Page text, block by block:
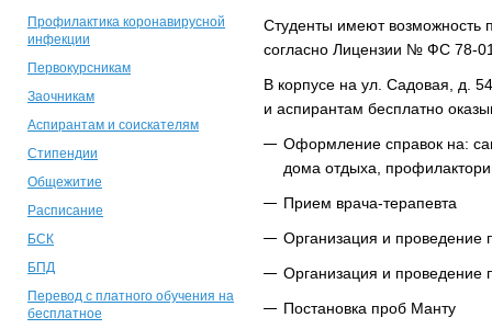
Профилактика коронавирусной
инфекции
Первокурсникам
Заочникам
Аспирантам и соискателям
Стипендии
Общежитие
Расписание
БСК
БПД
Перевод с платного обучения на
бесплатное
Студенты имеют возможность
согласно Лицензии № ФС 78-
В корпусе на ул. Садовая, д.
и аспирантам бесплатно
Оформление справок на:
дома отдыха,
Прием врача-терапевта
Организация и проведение
Организация и проведение
Постановка проб Манту